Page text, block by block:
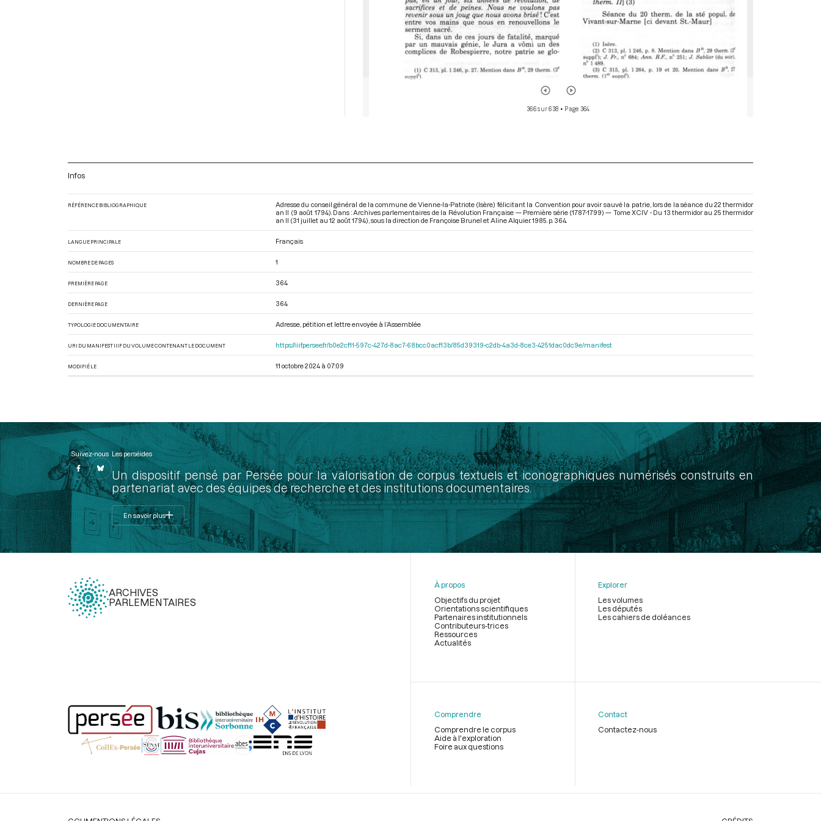
366 sur 638 • Page 364
Infos
RÉFÉRENCE BIBLIOGRAPHIQUE
Adresse du conseil général de la commune de Vienne-la-Patriote (Isère) félicitant la Convention pour avoir sauvé la patrie, lors de la séance du 22 thermidor
an II (9 août 1794). Dans : Archives parlementaires de la Révolution Française — Première série (1787-1799) — Tome XCIV - Du 13 thermidor au 25 thermidor
an II (31 juillet au 12 août 1794) , sous la direction de Françoise Brunel et Aline Alquier. 1985. p. 364.
LANGUE PRINCIPALE Français
NOMBRE DE PAGES 1
PREMIÈRE PAGE 364
DERNIÈRE PAGE 364
TYPOLOGIE DOCUMENTAIRE Adresse, pétition et lettre envoyée à l’Assemblée
URI DU MANIFEST IIIF DU VOLUME CONTENANT LE DOCUMENT https://iiif.persee.fr/b0e2cf11-597c-427d-8ac7-68bcc0acf13b/85d39319-c2db-4a3d-8ce3-4251dac0dc9e/manifest
MODIFIÉ LE 11 octobre 2024 à 07:09
Suivez-nous Les perséides
Un dispositif pensé par Persée pour la valorisation de corpus textuels et iconographiques numérisés construits en
partenariat avec des équipes de recherche et des institutions documentaires.
En savoir plus
ARCHIVES
PARLEMENTAIRES
page
À propos
Objectifs du projet
Orientations scientifiques
Partenaires institutionnels
Contributeurs-trices
Ressources
Actualités
Explorer
Les volumes
Les députés
Les cahiers de doléances
Comprendre
Comprendre le corpus
Aide à l'exploration
Foire aux questions
Contact
Contactez-nous
Légal